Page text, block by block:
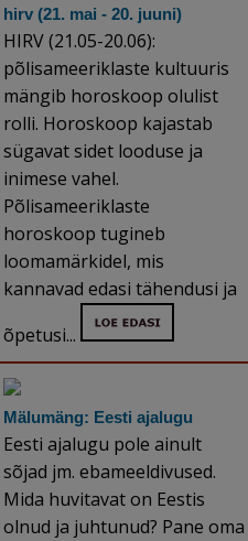
hirv (21. mai - 20. juuni)
HIRV (21.05-20.06):
põlisameeriklaste kultuuris
mängib horoskoop olulist
rolli. Horoskoop kajastab
sügavat sidet looduse ja
inimese vahel.
Põlisameeriklaste
horoskoop tugineb
loomamärkidel, mis
kannavad edasi tähendusi ja
õpetusi...
Mälumäng: Eesti ajalugu
Eesti ajalugu pole ainult
sõjad jm. ebameeldivused.
Mida huvitavat on Eestis
olnud ja juhtunud? Pane oma